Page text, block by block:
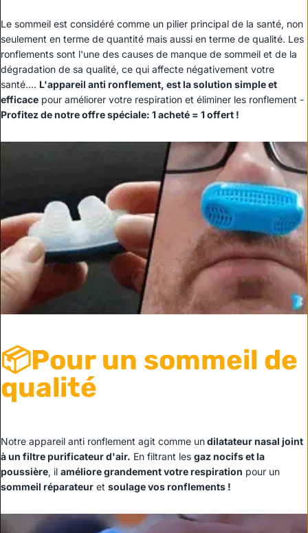
Le sommeil est considéré comme un pilier principal de la santé, non
seulement en terme de quantité mais aussi en terme de qualité. Les
ronflements sont l'une des causes de manque de sommeil et de la
dégradation de sa qualité, ce qui affecte négativement votre
santé.... L'appareil anti ronflement, est la solution simple et
efficace pour améliorer votre respiration et éliminer les ronflement -
Profitez de notre offre spéciale: 1 acheté = 1 offert !
📦Pour un sommeil de
qualité
Notre appareil anti ronflement agit comme undilatateur nasal joint
à un filtre purificateur d'air. En filtrant les gaz nocifs et la
poussière, il améliore grandement votre respiration pour un
sommeil réparateur et soulage vos ronflements !